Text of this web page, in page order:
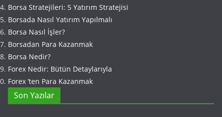
Borsa Stratejileri: 5 Yatırım Stratejisi
Borsada Nasıl Yatırım Yapılmalı
Borsa Nasıl İşler?
Borsadan Para Kazanmak
Borsa Nedir?
Forex Nedir: Bütün Detaylarıyla
Forex ‘ten Para Kazanmak
Son Yazılar